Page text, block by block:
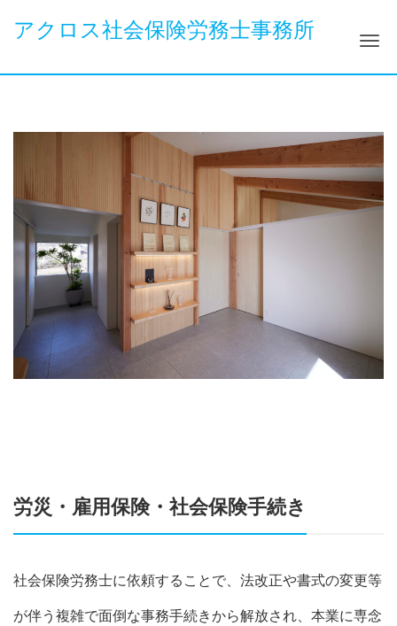
アクロス社会保険労務士事務所
ナ
労災・雇用保険・社会保険手続き
社会保険労務士に依頼することで、法改正や書式の変更等
が伴う複雑で面倒な事務手続きから解放され、本業に専念